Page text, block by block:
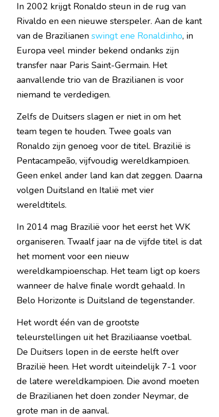
In 2002 krijgt Ronaldo steun in de rug van
Rivaldo en een nieuwe sterspeler. Aan de kant
van de Brazilianen swingt ene Ronaldinho, in
Europa veel minder bekend ondanks zijn
transfer naar Paris Saint-Germain. Het
aanvallende trio van de Brazilianen is voor
niemand te verdedigen.
Zelfs de Duitsers slagen er niet in om het
team tegen te houden. Twee goals van
Ronaldo zijn genoeg voor de titel. Brazilië is
Pentacampeão, vijfvoudig wereldkampioen.
Geen enkel ander land kan dat zeggen. Daarna
volgen Duitsland en Italië met vier
wereldtitels.
In 2014 mag Brazilië voor het eerst het WK
organiseren. Twaalf jaar na de vijfde titel is dat
het moment voor een nieuw
wereldkampioenschap. Het team ligt op koers
wanneer de halve finale wordt gehaald. In
Belo Horizonte is Duitsland de tegenstander.
Het wordt één van de grootste
teleurstellingen uit het Braziliaanse voetbal.
De Duitsers lopen in de eerste helft over
Brazilië heen. Het wordt uiteindelijk 7-1 voor
de latere wereldkampioen. Die avond moeten
de Brazilianen het doen zonder Neymar, de
grote man in de aanval.